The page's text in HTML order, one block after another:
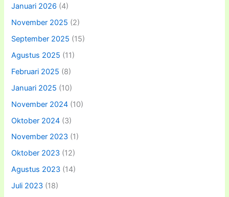
Januari 2026 (4)
November 2025 (2)
September 2025 (15)
Agustus 2025 (11)
Februari 2025 (8)
Januari 2025 (10)
November 2024 (10)
Oktober 2024 (3)
November 2023 (1)
Oktober 2023 (12)
Agustus 2023 (14)
Juli 2023 (18)